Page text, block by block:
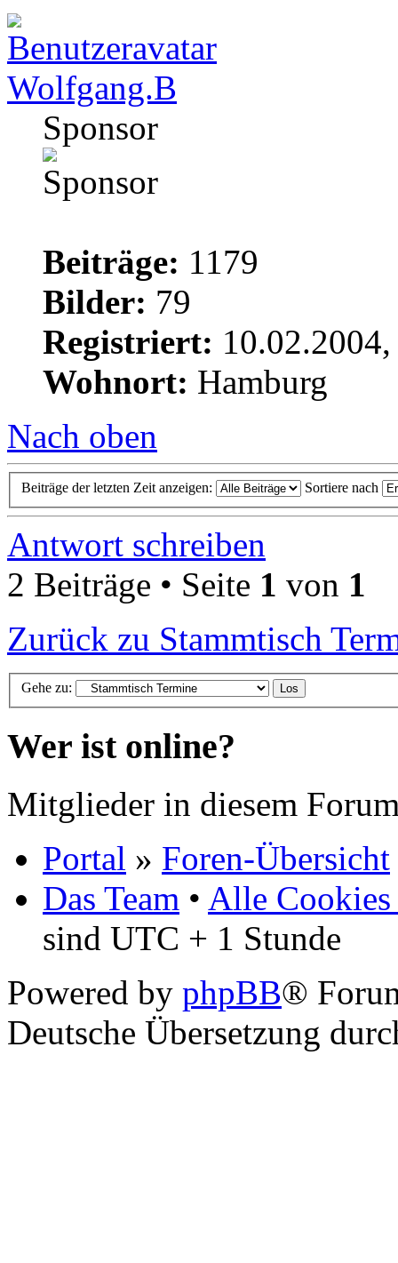
Wolfgang.B
Sponsor
Beiträge: 1179
Bilder: 79
Registriert:
Wohnort: Hamburg
Nach oben
Beiträge der letzten Zeit anzeigen: Sortiere nach
Antwort schreiben
2 Beiträge • Seite 1 von 1
Zurück zu Stammtisch
Gehe zu:
Wer ist online?
Mitglieder in diesem
Portal » Foren-Übersicht
Das Team • Alle Cookies
sind UTC + 1 Stunde
Powered by phpBB®
Deutsche Übersetzung